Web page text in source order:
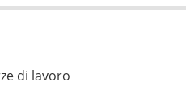
di lavoro